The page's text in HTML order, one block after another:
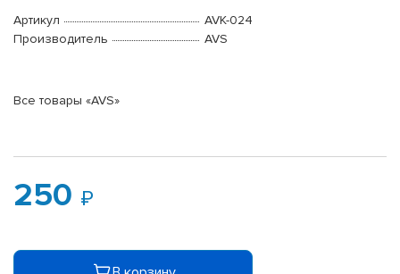
Артикул
AVK-024
Производитель
AVS
Все товары «AVS»
250